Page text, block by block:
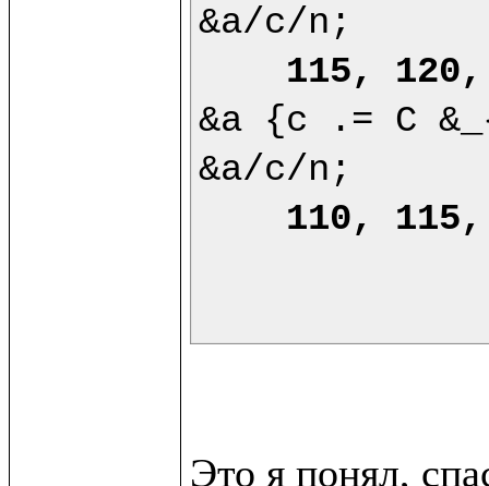
&a/c/n;
115,
&a {c .= C
&a/c/n;
110,
Это я понял,